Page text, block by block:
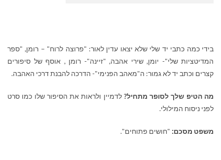
בידי כמה כתבי יד שלי שלא יצאו עדין לאור: "פרוצה לרוח" – רומן, "ספר
המדיטציות שלי"- יומן, שירי אהבה, "זיינה"- רומן , אוסף של סיפורים
קצרים וכתב יד לא גמור: ה"מאהב הפנימי"- הדרכה להבנת דרכי האהבה.
מה הטיפ שלך לסופר מתחיל?לדמיין ולראות את הסיפור שלו כמו סרט
לפני ניסוח המילולי.
משפט מסכם: "חושים פתוחים".